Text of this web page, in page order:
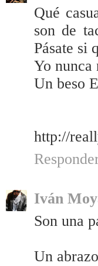
Qué
son de
Pásate si
Yo nunca
Un beso
http://
Iván
Son una
Un abrazo